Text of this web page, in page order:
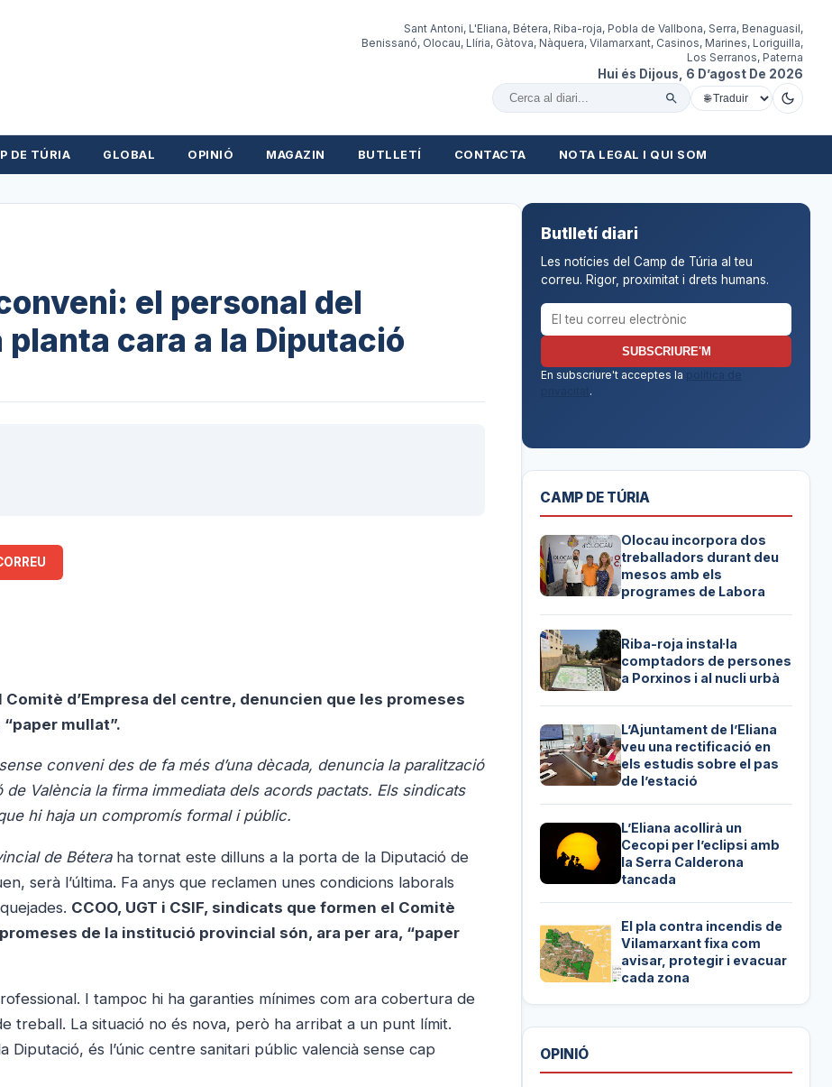
Sant Antoni, L'Eliana, Bétera, Riba-roja, Pobla de Vallbona, Serra, Benaguasil,
Benissanó, Olocau, Llíria, Gàtova, Nàquera, Vilamarxant, Casinos, Marines, Loriguilla,
Los Serranos, Paterna
Hui és Dijous, 6 D’agost De 2026
Cercar al diari
DE TÚRIA GLOBAL OPINIÓ MAGAZIN BUTLLETÍ CONTACTA NOTA LEGAL I QUI SOM
el personal del
cara a la Diputació
Comitè d’Empresa del centre, denuncien que les promeses
mullat”.
conveni des de fa més d’una dècada, denuncia la paralització
València la firma immediata dels acords pactats. Els sindicats
hi haja un compromís formal i públic.
de Béteraha tornat este dilluns a la porta de la Diputació de
serà l’última. Fa anys que reclamen unes condicions laborals
CCOO, UGT i CSIF, sindicats que formen el Comitè
de la institució provincial són, ara per ara, “paper
I tampoc hi ha garanties mínimes com ara cobertura de
treball. La situació no és nova, però ha arribat a un punt límit.
és l’únic centre sanitari públic valencià sense cap
Butlletí diari
Les notícies del Camp de Túria al teu
correu. Rigor, proximitat i drets humans.
Correu electrònic per al butlletí
SUBSCRIURE'M
En subscriure't acceptes la
política de
.
CAMP DE TÚRIA
Olocau incorpora dos
treballadors durant deu
mesos amb els
programes de Labora
Riba-roja instal·la
comptadors de persones
a Porxinos i al nucli urbà
L’Ajuntament de l’Eliana
veu una rectificació en
els estudis sobre el pas
de l’estació
L’Eliana acollirà un
Cecopi per l’eclipsi amb
la Serra Calderona
tancada
El pla contra incendis de
Vilamarxant fixa com
avisar, protegir i evacuar
cada zona
OPINIÓ